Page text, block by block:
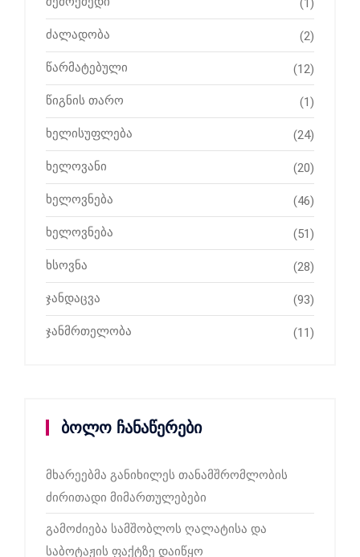
(1)
ძალადობა (2)
წარმატებული (12)
წიგნის თარო (1)
ხელისუფლება (24)
ხელოვანი (20)
ხელოვნება (46)
ხელოვნება (51)
ხსოვნა (28)
ჯანდაცვა (93)
ჯანმრთელობა (11)
ბოლო ჩანაწერები
მხარეებმა განიხილეს თანამშრომლობის
ძირითადი მიმართულებები
გამოძიება სამშობლოს ღალატისა და
საბოტაჟის ფაქტზე დაიწყო